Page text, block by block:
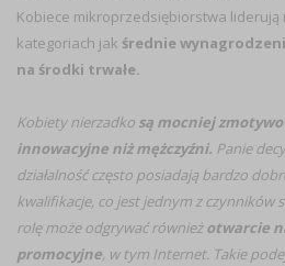
Kobiece mikroprzedsiębiorstwa liderują
kategoriach jak średnie
na środki trwałe.
Kobiety nierzadko są mocniej
innowacyjne niż mężczyźni. Panie
działalność często posiadają bardzo
kwalifikacje, co jest jednym z czynników
rolę może odgrywać równieżotwarcie
promocyjne, w tym Internet. Takie